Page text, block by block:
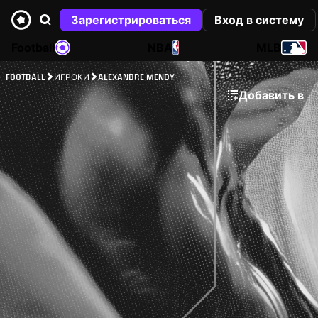
Зарегистрироваться
Вход в систему
NBA
FOOTBALL ИГРОКИ ALEXANDRE MENDY
Добавить в